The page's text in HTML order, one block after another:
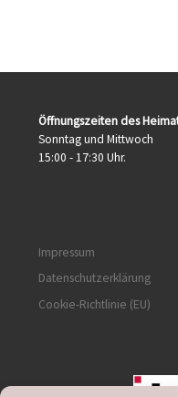
Öffnungszeiten des
Sonntag und Mittwoch
15:00 - 17:30 Uhr.
Impressum
Datenschutzerklärung
Cookie-Richtlinie (EU)